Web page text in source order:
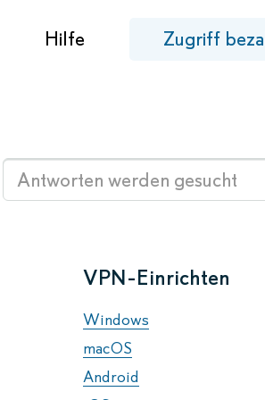
Hilfe Zugriff
VPN-Einrichten
Windows
macOS
Android